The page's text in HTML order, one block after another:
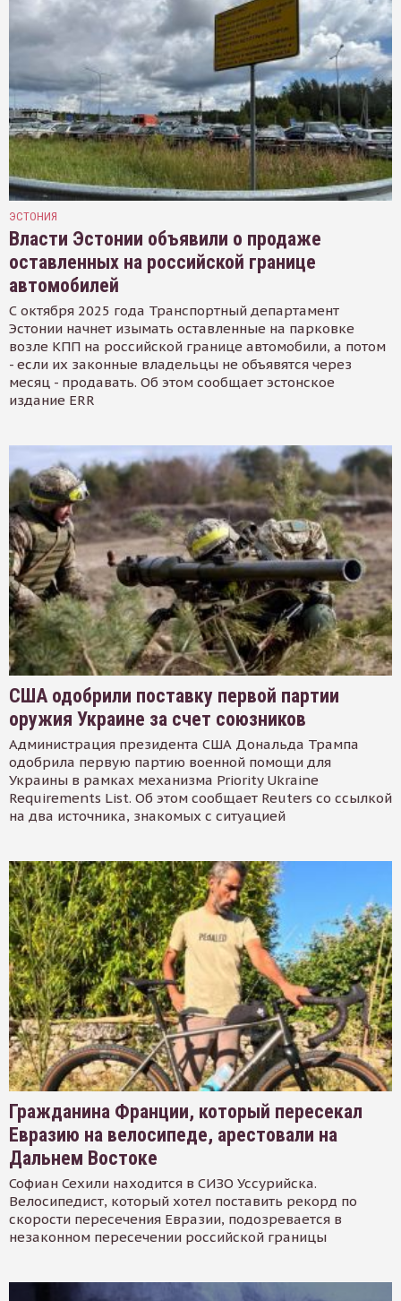
ЭСТОНИЯ
Власти Эстонии объявили о продаже
оставленных на российской границе
автомобилей
С октября 2025 года Транспортный департамент
Эстонии начнет изымать оставленные на парковке
возле КПП на российской границе автомобили, а потом
- если их законные владельцы не объявятся через
месяц - продавать. Об этом сообщает эстонское
издание ERR
США одобрили поставку первой партии
оружия Украине за счет союзников
Администрация президента США Дональда Трампа
одобрила первую партию военной помощи для
Украины в рамках механизма Priority Ukraine
Requirements List. Об этом сообщает Reuters со ссылкой
на два источника, знакомых с ситуацией
Гражданина Франции, который пересекал
Евразию на велосипеде, арестовали на
Дальнем Востоке
Софиан Сехили находится в СИЗО Уссурийска.
Велосипедист, который хотел поставить рекорд по
скорости пересечения Евразии, подозревается в
незаконном пересечении российской границы